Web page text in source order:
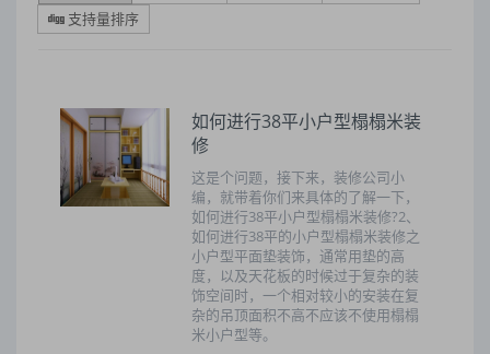
支持量排序
如何进行38平小户型榻榻米装
修
这是个问题，接下来，装修公司小
编，就带着你们来具体的了解一下，
如何进行38平小户型榻榻米装修?2、
如何进行38平的小户型榻榻米装修之
小户型平面垫装饰，通常用垫的高
度，以及天花板的时候过于复杂的装
饰空间时，一个相对较小的安装在复
杂的吊顶面积不高不应该不使用榻榻
米小户型等。